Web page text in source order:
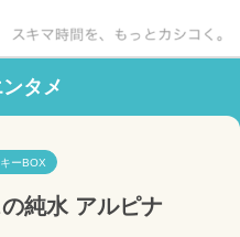
タメ
ーBOX
純水 アルピナ